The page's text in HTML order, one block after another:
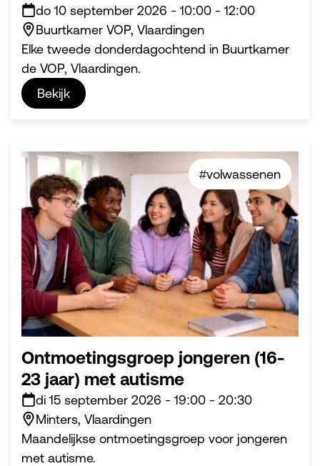
do 10 september 2026 - 10:00 - 12:00
Buurtkamer VOP, Vlaardingen
Elke tweede donderdagochtend in Buurtkamer
de VOP, Vlaardingen.
Bekijk
Ontmoetingsgroep jongeren (16-
23 jaar) met autisme
di 15 september 2026 - 19:00 - 20:30
Minters, Vlaardingen
Maandelijkse ontmoetingsgroep voor jongeren
met autisme.
#volwassenen